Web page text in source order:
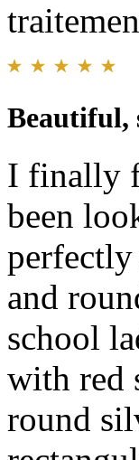
Beautiful,
I finally
been
perfectly
and
school
with red
round